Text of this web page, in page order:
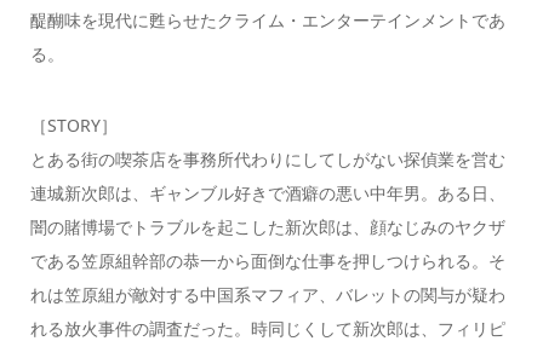
醍醐味を現代に甦らせたクライム・エンターテインメントであ
る。
［STORY］
とある街の喫茶店を事務所代わりにしてしがない探偵業を営む
連城新次郎は、ギャンブル好きで酒癖の悪い中年男。ある日、
闇の賭博場でトラブルを起こした新次郎は、顔なじみのヤクザ
である笠原組幹部の恭一から面倒な仕事を押しつけられる。そ
れは笠原組が敵対する中国系マフィア、バレットの関与が疑わ
れる放火事件の調査だった。時同じくして新次郎は、フィリピ